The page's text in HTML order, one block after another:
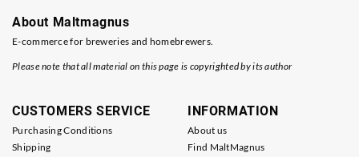
About Maltmagnus
E-commerce for breweries and homebrewers.
Please note that all material on this page is copyrighted by its author
CUSTOMERS SERVICE
Purchasing Conditions
Shipping
INFORMATION
About us
Find MaltMagnus